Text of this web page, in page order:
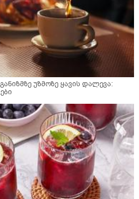
უზმოზე ყავის დალევა: